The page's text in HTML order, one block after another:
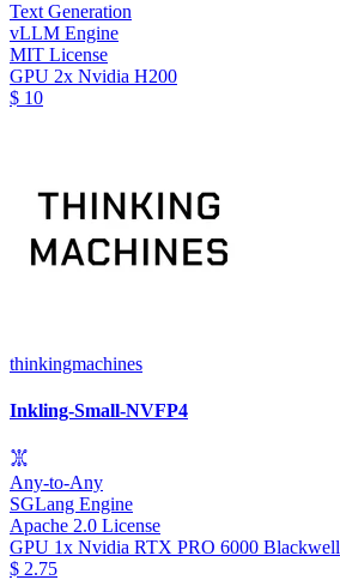
Text Generation
vLLM Engine
MIT License
GPU 2x Nvidia H200
$ 10
thinkingmachines
Inkling-Small-NVFP4
Any-to-Any
SGLang Engine
Apache 2.0 License
GPU 1x Nvidia RTX PRO 6000 Blackwell
$ 2.75